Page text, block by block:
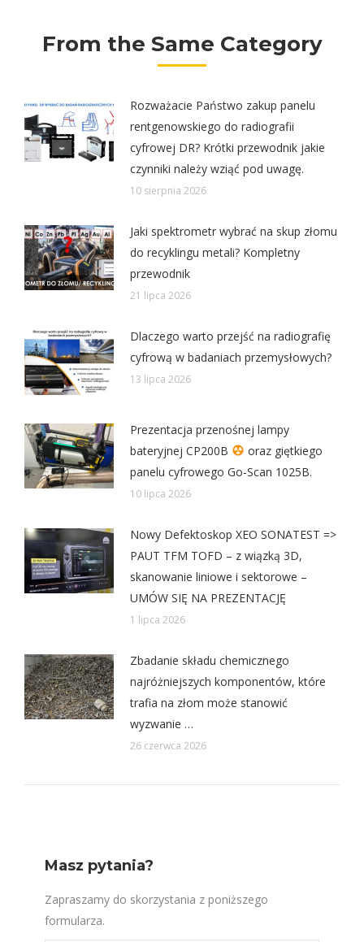
From the Same Category
Rozważacie Państwo zakup panelu
rentgenowskiego do radiografii
cyfrowej DR? Krótki przewodnik jakie
czynniki należy wziąć pod uwagę.
10 sierpnia 2026
Jaki spektrometr wybrać na skup złomu
do recyklingu metali? Kompletny
przewodnik
21 lipca 2026
Dlaczego warto przejść na radiografię
cyfrową w badaniach przemysłowych?
13 lipca 2026
Prezentacja przenośnej lampy
bateryjnej CP200B
oraz giętkiego
panelu cyfrowego Go-Scan 1025B.
10 lipca 2026
Nowy Defektoskop XEO SONATEST =>
PAUT TFM TOFD – z wiązką 3D,
skanowanie liniowe i sektorowe –
UMÓW SIĘ NA PREZENTACJĘ
1 lipca 2026
Zbadanie składu chemicznego
najróżniejszych komponentów, które
trafia na złom może stanowić
wyzwanie …
26 czerwca 2026
Masz pytania?
Zapraszamy do skorzystania z poniższego
formularza.